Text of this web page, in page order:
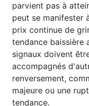
parvient pas à
peut se manifester
prix continue de
tendance baissière
signaux doivent
accompagnés
renversement,
majeure ou une
tendance.